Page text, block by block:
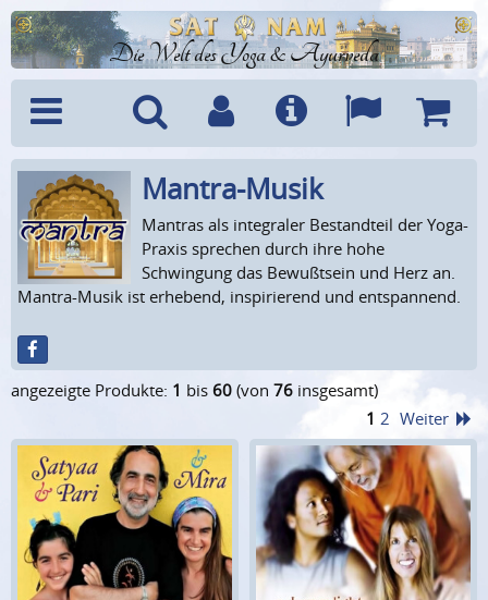
Die Welt des Yoga & Ayurveda
Menü SucheBenutzerkonto
Info
Mantra-Musik
Mantras als integraler Bestandteil der Yoga-
Praxis sprechen durch ihre hohe
Schwingung das Bewußtsein und Herz an.
Mantra-Musik ist erhebend, inspirierend und entspannend.
angezeigte Produkte: 1 bis 60 (von 76 insgesamt)
1 2 Weiter